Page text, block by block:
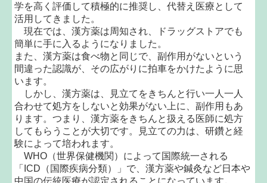
学を高く評価して積極的に推奨し、代替え医療として
活用してきました。
現在では、漢方薬は周知され、ドラッグストアでも
簡単に手に入るようになりました。
また、漢方薬は食べ物と同じで、副作用がないという
間違った認識が、その広がりに拍車をかけたように思
います。
しかし、漢方薬は、見立てをきちんと行い一人一人
合わせて処方をしないと効果がない上に、副作用もあ
ります。つまり、漢方薬をきちんと扱える医師に処方
してもらうことが大切です。見立ての力は、研鑽と経
験によって培われます。
WHO（世界保健機関）によって国際統一される
「ICD（国際疾病分類）」で、漢方薬や鍼灸など日本や